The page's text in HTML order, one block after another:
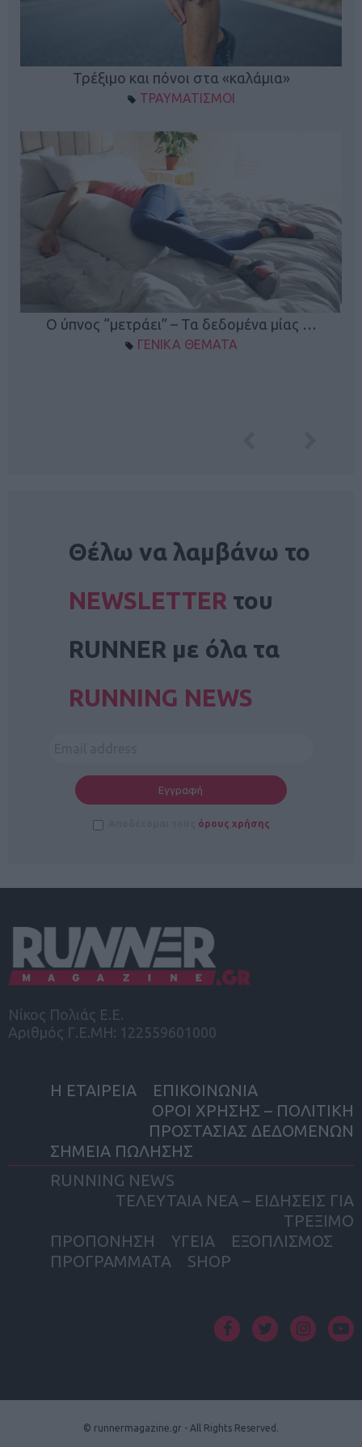
Τρέξιμο και πόνοι στα «καλάμια»
ΤΡΑΥΜΑΤΙΣΜΟΙ
Ο ύπνος “μετράει” – Τα δεδομένα μίας …
ΓΕΝΙΚΑ ΘΕΜΑΤΑ
Θέλω να λαμβάνω το
NEWSLETTER του
RUNNER με όλα τα
RUNNING NEWS
όρους χρήσης
Νίκος Πολιάς Ε.Ε.
Αριθμός Γ.Ε.ΜΗ: 122559601000
Η ΕΤΑΙΡΕΙΑ
ΕΠΙΚΟΙΝΩΝΙΑ
ΟΡΟΙ ΧΡΗΣΗΣ – ΠΟΛΙΤΙΚΗ
ΠΡΟΣΤΑΣΙΑΣ ΔΕΔΟΜΕΝΩΝ
ΣΗΜΕΙΑ ΠΩΛΗΣΗΣ
RUNNING NEWS
ΤΕΛΕΥΤΑΙΑ ΝΕΑ – ΕΙΔΗΣΕΙΣ ΓΙΑ
ΤΡΕΞΙΜΟ
ΠΡΟΠΟΝΗΣΗ
ΥΓΕΙΑ
ΕΞΟΠΛΙΣΜΟΣ
ΠΡΟΓΡΑΜΜΑΤΑ
SHOP
© runnermagazine.gr - All Rights Reserved.